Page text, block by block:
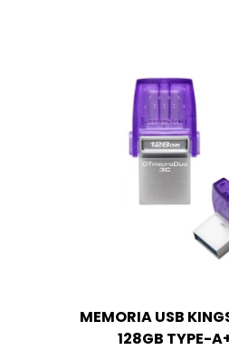
MEMORIA USB
128GB TYPE-